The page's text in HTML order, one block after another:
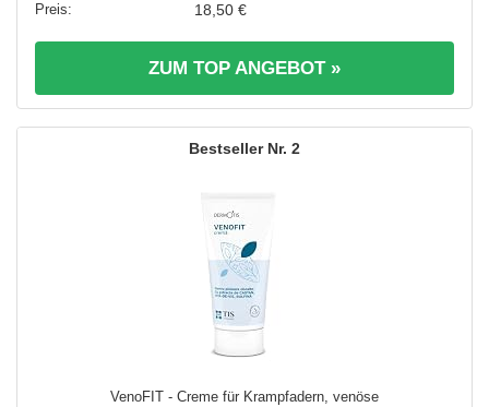
18,50 €
ZUM TOP ANGEBOT »
2
VenoFIT - Creme für Krampfadern, venöse